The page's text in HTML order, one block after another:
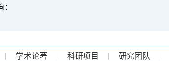
：
学术论著 科研项目 研究团队